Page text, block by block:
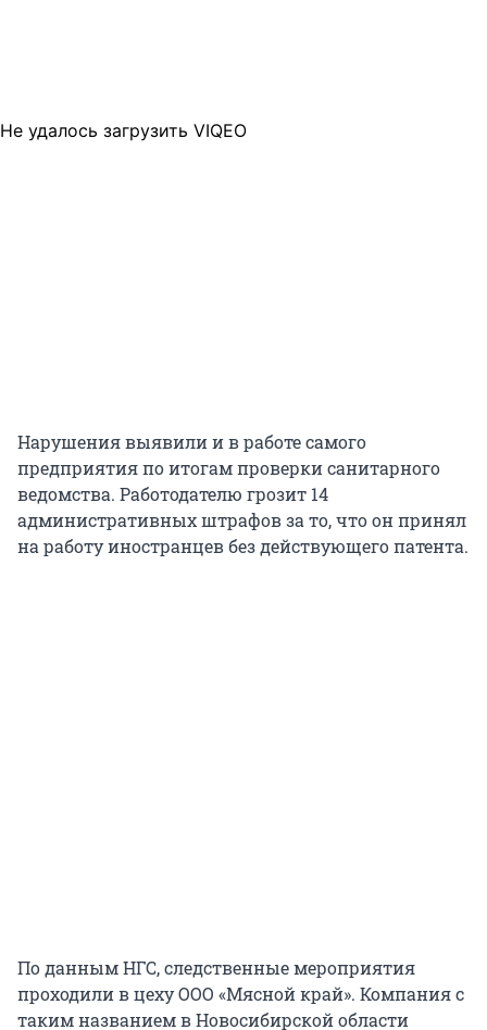
Не удалось загрузить VIQEO
Нарушения выявили и в работе самого
предприятия по итогам проверки санитарного
ведомства. Работодателю грозит 14
административных штрафов за то, что он принял
на работу иностранцев без действующего патента.
По данным НГС, следственные мероприятия
проходили в цеху ООО «Мясной край». Компания с
таким названием в Новосибирской области